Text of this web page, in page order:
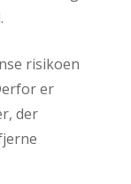
risikoen
er
der